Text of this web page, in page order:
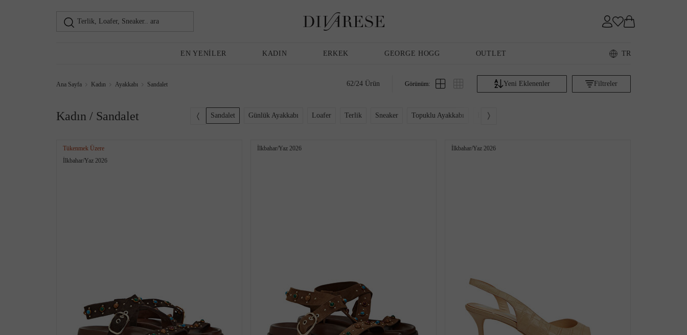
Terlik, Loafer, Sneaker.. ara
EN YENILER KADIN ERKEK
Günlük Ayakkabı Klasik Ayakkabı
GEORGE HOGG OUTLET TR
Ana Sayfa Kadın Ayakkabı Sandalet 62/24 Ürün Görünüm: Yeni Eklenenler Filtreler
Kadın / Sandalet Sandalet Günlük Ayakkabı Loafer Terlik Sneaker Topuklu Ayakkabı Babet
Tükenmek Üzere
İlkbahar/Yaz 2026
İlkbahar/Yaz 2026 İlkbahar/Yaz 2026